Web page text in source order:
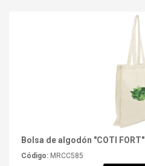
Bolsa de algodón "COTI FORT"
Código: MRCC585